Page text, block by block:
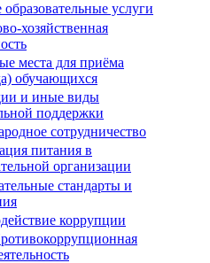
услуги
хозяйственная
места для приёма
обучающихся
и иные виды
поддержки
сотрудничество
питания в
организации
стандарты и
коррупции